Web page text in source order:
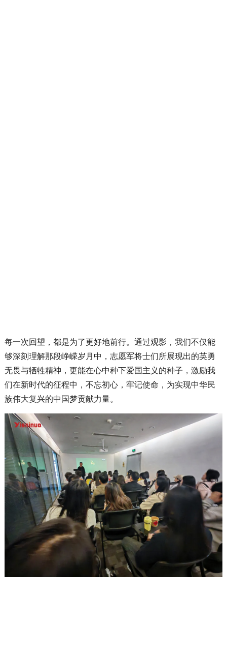
每一次回望，都是为了更好地前行。通过观影，我们不仅能
够深刻理解那段峥嵘岁月中，志愿军将士们所展现出的英勇
无畏与牺牲精神，更能在心中种下爱国主义的种子，激励我
们在新时代的征程中，不忘初心，牢记使命，为实现中华民
族伟大复兴的中国梦贡献力量。